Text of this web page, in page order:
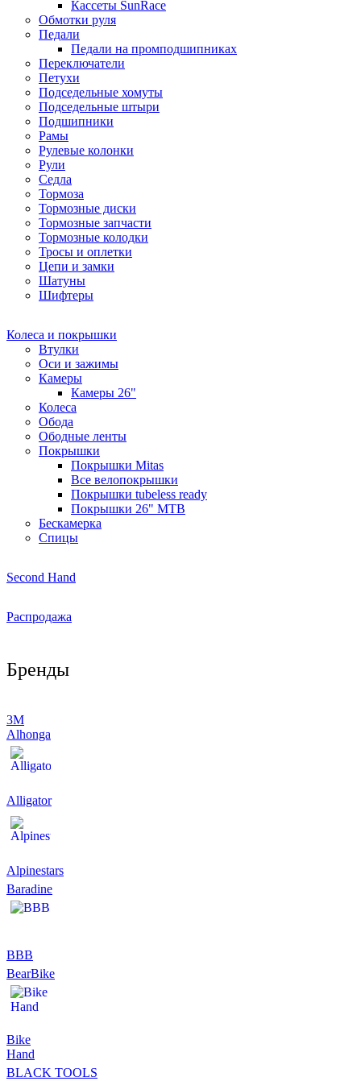
Кассеты SunRace
Обмотки руля
Педали
Педали на промподшипниках
Переключатели
Петухи
Подседельные хомуты
Подседельные штыри
Подшипники
Рамы
Рулевые колонки
Рули
Седла
Тормоза
Тормозные диски
Тормозные запчасти
Тормозные колодки
Тросы и оплетки
Цепи и замки
Шатуны
Шифтеры
Колеса и покрышки
Втулки
Оси и зажимы
Камеры
Камеры 26"
Колeса
Обода
Ободные ленты
Покрышки
Покрышки Mitas
Все велопокрышки
Покрышки tubeless ready
Покрышки 26" MTB
Бескамерка
Спицы
Second Hand
Распродажа
Бренды
3M
Alhonga
Alligator
Alpinestars
Baradine
BBB
BearBike
Bike
Hand
BLACK TOOLS